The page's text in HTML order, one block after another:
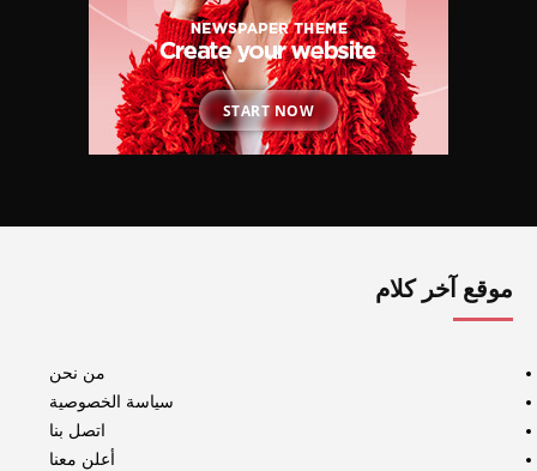
START NOW
موقع آخر كلام
من نحن
سياسة الخصوصية
اتصل بنا
أعلن معنا